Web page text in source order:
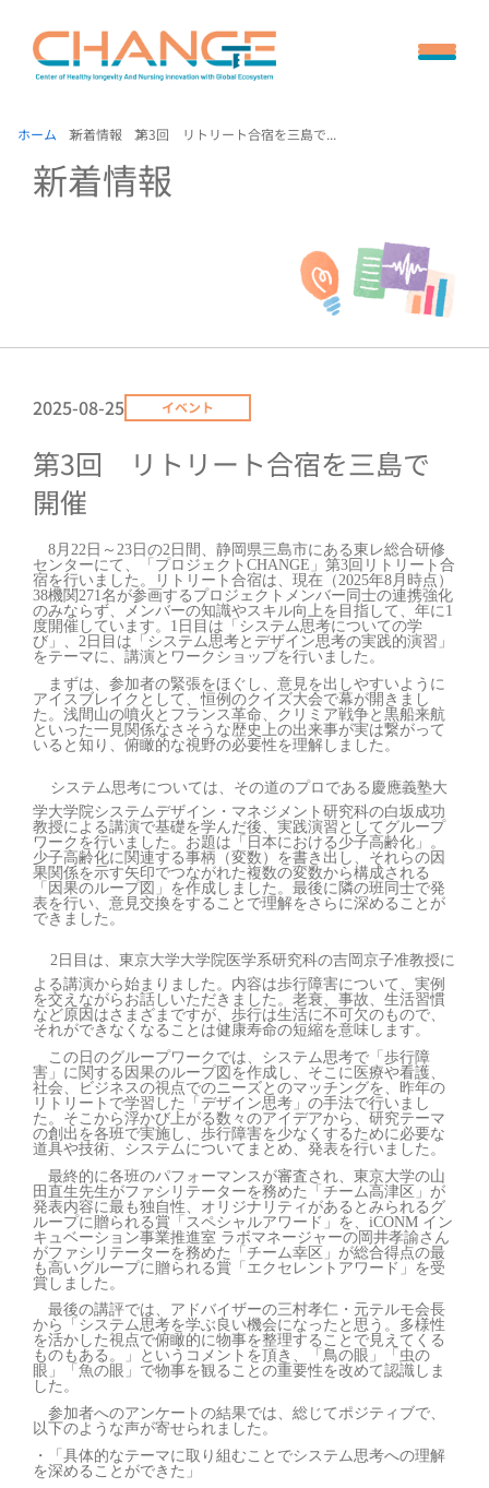
ホーム 新着情報 第3回 リトリート合宿を三島で...
新着情報
2025-08-25 イベント
第3回 リトリート合宿を三島で
開催
8月22日～23日の2日間、静岡県三島市にある東レ総合研修
センターにて、「プロジェクトCHANGE」第3回リトリート合
宿を行いました。リトリート合宿は、現在（2025年8月時点）
38機関271名が参画するプロジェクトメンバー同士の連携強化
のみならず、メンバーの知識やスキル向上を目指して、年に1
度開催しています。1日目は「システム思考についての学
び」、2日目は「システム思考とデザイン思考の実践的演習」
をテーマに、講演とワークショップを行いました。
まずは、参加者の緊張をほぐし、意見を出しやすいように
アイスブレイクとして、恒例のクイズ大会で幕が開きまし
た。浅間山の噴火とフランス革命、クリミア戦争と黒船来航
といった一見関係なさそうな歴史上の出来事が実は繋がって
いると知り、俯瞰的な視野の必要性を理解しました。
システム思考については、その道のプロである慶應義塾大
学大学院システムデザイン・マネジメント研究科の白坂成功
教授による講演で基礎を学んだ後、実践演習としてグループ
ワークを行いました。お題は「日本における少子高齢化」。
少子高齢化に関連する事柄（変数）を書き出し、それらの因
果関係を示す矢印でつながれた複数の変数から構成される
「因果のループ図」を作成しました。最後に隣の班同士で発
表を行い、意見交換をすることで理解をさらに深めることが
できました。
2 日目は、東京大学大学院医学系研究科の吉岡京子准教授に
よる講演から始まりました。内容は歩行障害について、実例
を交えながらお話しいただきました。老衰、事故、生活習慣
など原因はさまざまですが、歩行は生活に不可欠のもので、
それができなくなることは健康寿命の短縮を意味します。
この日のグループワークでは、システム思考で「歩行障
害」に関する因果のループ図を作成し、そこに医療や看護、
社会、ビジネスの視点でのニーズとのマッチングを、昨年の
リトリートで学習した「デザイン思考」の手法で行いまし
た。そこから浮かび上がる数々のアイデアから、研究テーマ
の創出を各班で実施し、歩行障害を少なくするために必要な
道具や技術、システムについてまとめ、発表を行いました。
最終的に各班のパフォーマンスが審査され、東京大学の山
田直生先生がファシリテーターを務めた「チーム高津区」が
発表内容に最も独自性、オリジナリティがあるとみられるグ
ループに贈られる賞「スペシャルアワード」を、iCONM イン
キュベーション事業推進室 ラボマネージャーの岡井孝諭さん
がファシリテーターを務めた「チーム幸区」が総合得点の最
も高いグループに贈られる賞「エクセレントアワード」を受
賞しました。
最後の講評では、アドバイザーの三村孝仁・元テルモ会長
から「システム思考を学ぶ良い機会になったと思う。多様性
を活かした視点で俯瞰的に物事を整理することで見えてくる
ものもある。」というコメントを頂き、「鳥の眼」「虫の
眼」「魚の眼」で物事を観ることの重要性を改めて認識しま
した。
参加者へのアンケートの結果では、総じてポジティブで、
以下のような声が寄せられました。
・「具体的なテーマに取り組むことでシステム思考への理解
を深めることができた」